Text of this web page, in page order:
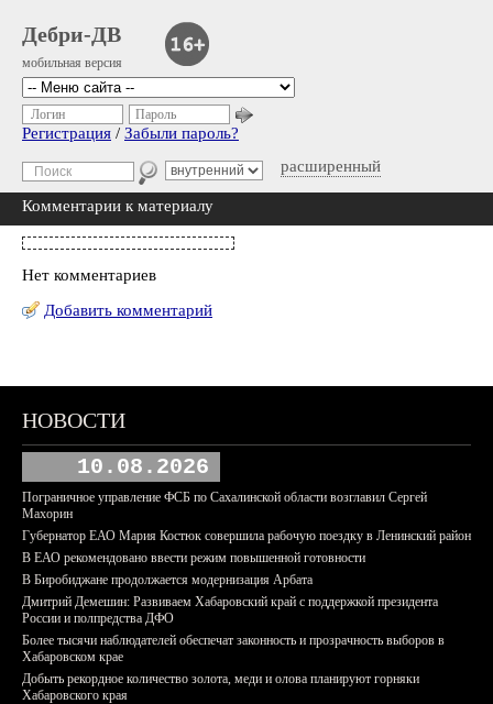
Дебри-ДВ
мобильная версия
расширенный
Логин Пароль
Регистрация / Забыли пароль?
Комментарии к материалу
Нет комментариев
Добавить комментарий
НОВОСТИ
10.08.2026
Пограничное управление ФСБ по Сахалинской области возглавил Сергей
Махорин
Губернатор ЕАО Мария Костюк совершила рабочую поездку в Ленинский район
В ЕАО рекомендовано ввести режим повышенной готовности
В Биробиджане продолжается модернизация Арбата
Дмитрий Демешин: Развиваем Хабаровский край с поддержкой президента
России и полпредства ДФО
Более тысячи наблюдателей обеспечат законность и прозрачность выборов в
Хабаровском крае
Добыть рекордное количество золота, меди и олова планируют горняки
Хабаровского края